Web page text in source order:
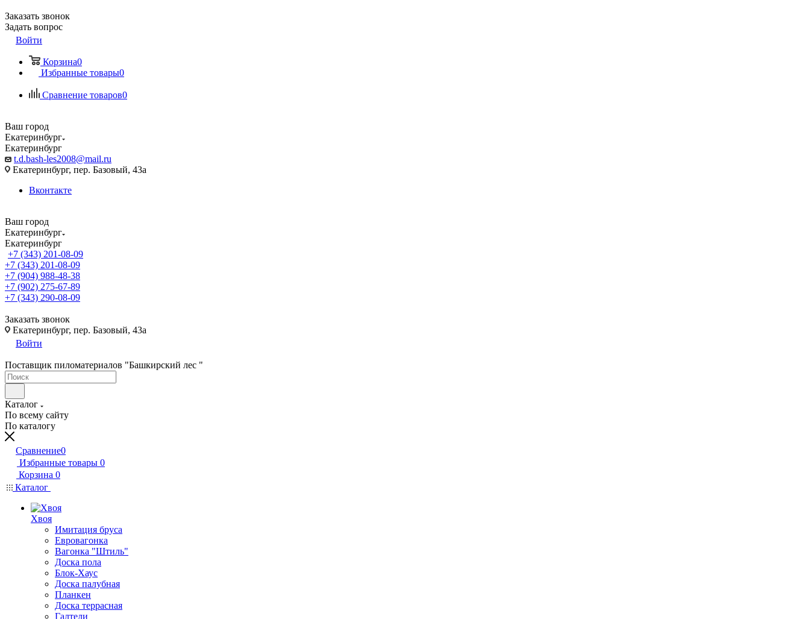
Заказать звонок
Задать вопрос
Войти
Корзина0
Избранные товары0
Сравнение товаров0
Ваш город
Екатеринбург
Екатеринбург
t.d.bash-les2008@mail.ru
Екатеринбург, пер. Базовый, 43а
Вконтакте
Ваш город
Екатеринбург
Екатеринбург
+7 (343) 201-08-09
+7 (343) 201-08-09
+7 (904) 988-48-38
+7 (902) 275-67-89
+7 (343) 290-08-09
Заказать звонок
Екатеринбург, пер. Базовый, 43а
Войти
Поставщик пиломатериалов "Башкирский лес "
Каталог
По всему сайту
По каталогу
Сравнение0
Избранные товары 0
Корзина 0
Каталог
Хвоя
Имитация бруса
Евровагонка
Вагонка "Штиль"
Доска пола
Блок-Хаус
Доска палубная
Планкен
Доска террасная
Галтели